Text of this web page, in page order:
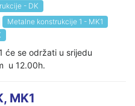
- DK
Metalne konstrukcije 1 - MK1
će se održati u srijedu
u 12.00h.
MK1